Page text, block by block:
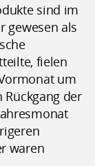
sind im
gewesen als
fielen
um
Rückgang der
waren